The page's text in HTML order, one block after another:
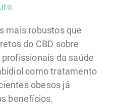
mais robustos que
do CBD sobre
da saúde
como tratamento
obesos já
benefícios.